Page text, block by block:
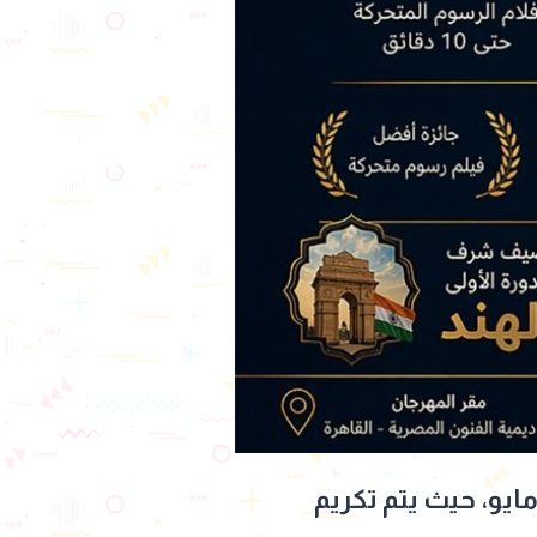
فعاليات المهرجان بحفل ختام يُقام في السادسة مساء الخميس 14 مايو، حيث يتم تكريم